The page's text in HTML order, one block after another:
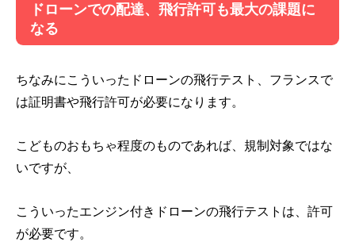
ドローンでの配達、飛行許可も最大の課題に
なる
ちなみにこういったドローンの飛行テスト、フランスで
は証明書や飛行許可が必要になります。
こどものおもちゃ程度のものであれば、規制対象ではな
いですが、
こういったエンジン付きドローンの飛行テストは、許可
が必要です。